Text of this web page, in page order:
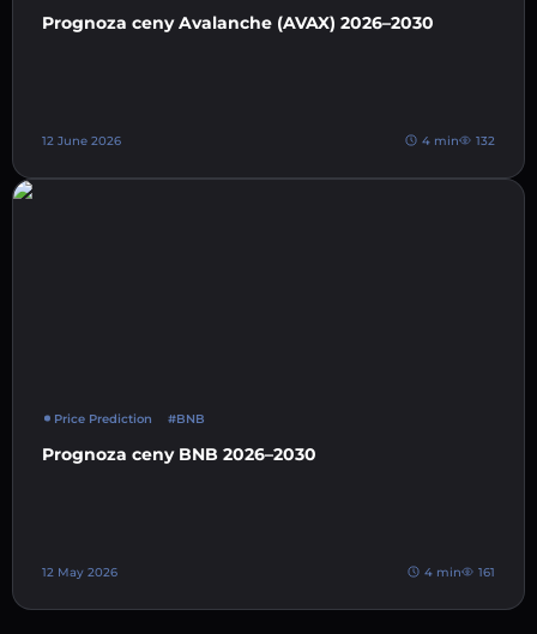
Prognoza ceny Avalanche (AVAX) 2026–2030
12 June 2026 4 min 132
Price Prediction #BNB
Prognoza ceny BNB 2026–2030
12 May 2026 4 min 161